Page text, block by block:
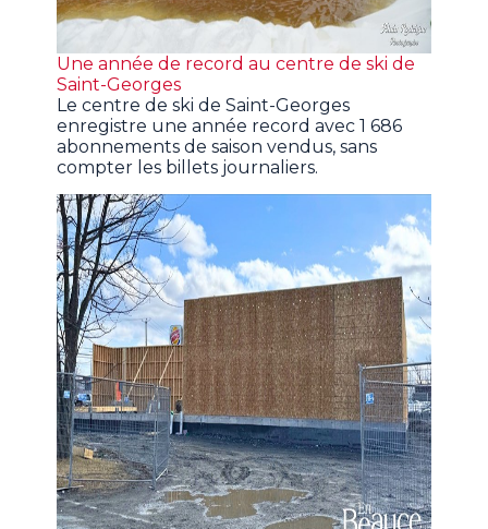
Une année de record au centre de ski de
Saint-Georges
Le centre de ski de Saint-Georges
enregistre une année record avec 1 686
abonnements de saison vendus, sans
compter les billets journaliers.